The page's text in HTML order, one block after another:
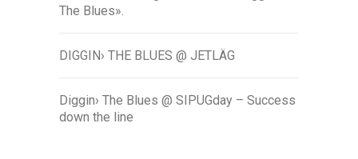
The Blues».
DIGGIN› THE BLUES @ JETLÄG
Diggin› The Blues @ SIPUGday – Success
down the line